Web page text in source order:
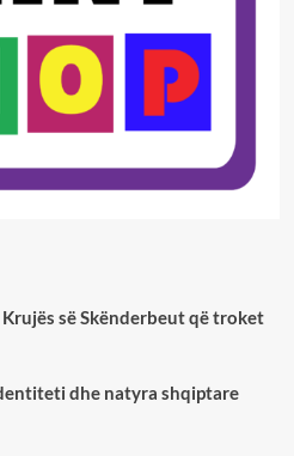
së Skënderbeut që troket
dhe natyra shqiptare